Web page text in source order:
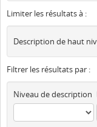
Limiter les résultats à :
Filtrer les résultats par :
Niveau de description